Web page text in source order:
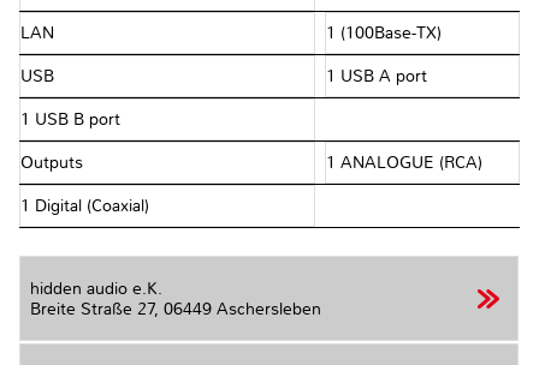
LAN 1 (100Base-TX)
USB 1 USB A port
1 USB B port
Outputs 1 ANALOGUE (RCA)
1 Digital (Coaxial)
hidden audio e.K.
Breite Straße 27, 06449 Aschersleben